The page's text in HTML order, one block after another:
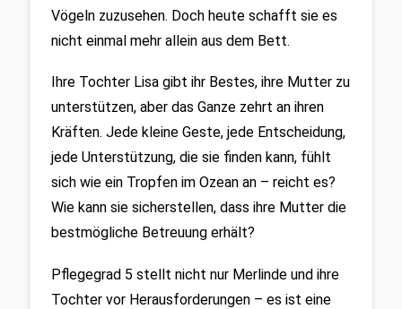
Vögeln zuzusehen. Doch heute schafft sie es
nicht einmal mehr allein aus dem Bett.
Ihre Tochter Lisa gibt ihr Bestes, ihre Mutter zu
unterstützen, aber das Ganze zehrt an ihren
Kräften. Jede kleine Geste, jede Entscheidung,
jede Unterstützung, die sie finden kann, fühlt
sich wie ein Tropfen im Ozean an – reicht es?
Wie kann sie sicherstellen, dass ihre Mutter die
bestmögliche Betreuung erhält?
Pflegegrad 5 stellt nicht nur Merlinde und ihre
Tochter vor Herausforderungen – es ist eine